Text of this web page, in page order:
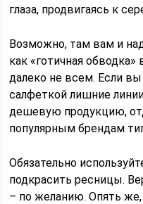
глаза, продвигаясь к
Возможно, там вам и
как «готичная
далеко не всем. Если
салфеткой лишние
дешевую продукцию,
популярным брендам
Обязательно
подкрасить ресницы.
– по желанию. Опять